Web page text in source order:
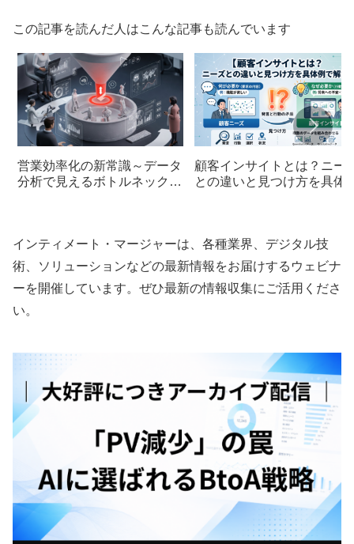
この記事を読んだ人はこんな記事も読んでいます
営業効率化の新常識～データ
分析で見えるボトルネック解
顧客インサイトとは？ニー
との違いと見つけ方を具体
インティメート・マージャーは、各種業界、デジタル技
術、ソリューションなどの最新情報をお届けするウェビナ
ーを開催しています。ぜひ最新の情報収集にご活用くださ
い。